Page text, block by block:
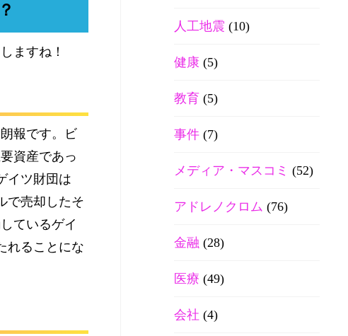
ますね！
報です。ビ
資産であっ
イツ財団は
で売却したそ
ているゲイ
れることにな
人工地震 (10)
健康 (5)
教育 (5)
事件 (7)
メディア・マスコミ (52)
アドレノクロム (76)
金融 (28)
医療 (49)
会社 (4)